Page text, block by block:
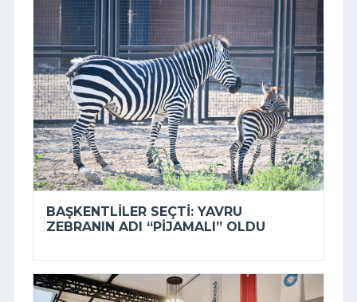
BAŞKENTLILER SEÇTI: YAVRU
ZEBRANIN ADI “PIJAMALI” OLDU